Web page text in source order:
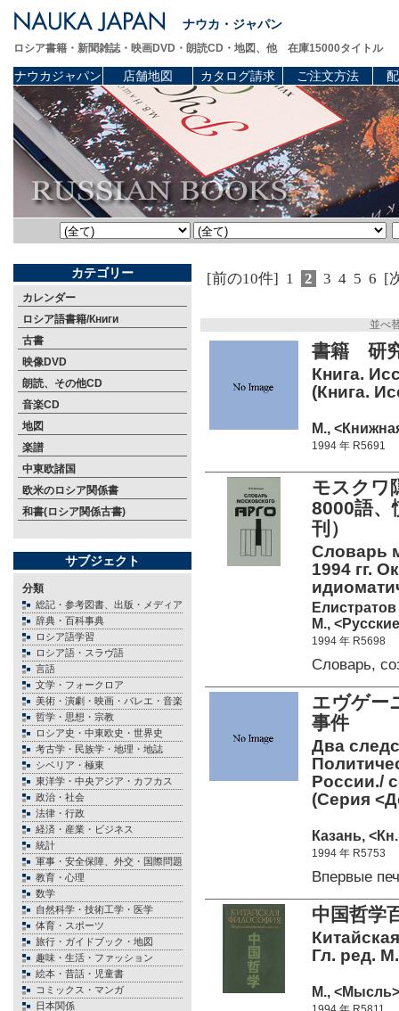
ナウカ・ジャパン
ロシア書籍・新聞雑誌・映画DVD・朗読CD・地図、他 在庫15000タイトル
ナウカジャパン 店舗地図 カタログ請求 ご注文方法
カテゴリー
カレンダー
ロシア語書籍/Книги
古書
映像DVD
朗読、その他CD
音楽CD
地図
楽譜
中東欧諸国
欧米のロシア関係書
和書(ロシア関係古書)
サブジェクト
分類
総記・参考図書、出版・メディア
辞典・百科事典
ロシア語学習
ロシア語・スラヴ語
言語
文学・フォークロア
美術・演劇・映画・バレエ・音楽
哲学・思想・宗教
ロシア史・中東欧史・世界史
考古学・民族学・地理・地誌
シベリア・極東
東洋学・中央アジア・カフカス
政治・社会
法律・行政
経済・産業・ビジネス
統計
軍事・安全保障、外交・国際問題
教育・心理
数学
自然科学・技術工学・医学
体育・スポーツ
旅行・ガイドブック・地図
趣味・生活・ファッション
絵本・昔話・児童書
コミックス・マンガ
日本関係
[前の10件] 1 2 3 4 5 6 [
並べ
書籍 研
Книга.
(Книга.
М.,
1994 年 R5691
モスク
8000語、
刊）
Словарь
1994 гг.
М.,
1994 年 R5698
Словарь,
エヴゲー
事件
Два
России./
(Серия
Казань,
1994 年 R5753
Впервые
中国哲学
Гл. ред.
М.,